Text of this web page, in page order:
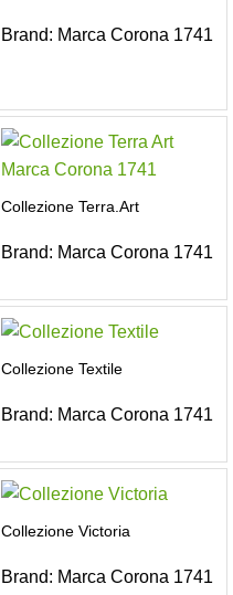
Brand: Marca Corona 1741
Collezione Terra.Art
Brand: Marca Corona 1741
Collezione Textile
Brand: Marca Corona 1741
Collezione Victoria
Brand: Marca Corona 1741